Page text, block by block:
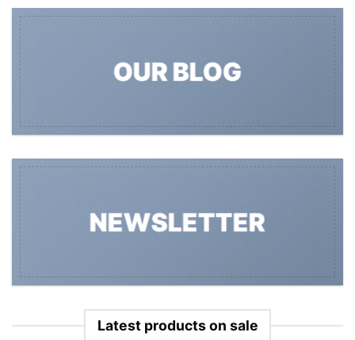
OUR BLOG
NEWSLETTER
Latest products on sale